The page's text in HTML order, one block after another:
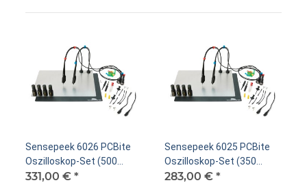
Sensepeek 6026 PCBite
Oszilloskop-Set (500
MHz), 2x SQ500
331,00 € *
Sensepeek 6025 PCBite
Oszilloskop-Set (350
MHz), 2x SQ350
283,00 € *